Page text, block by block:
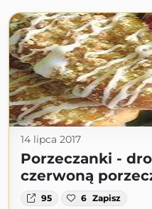
14 lipca 2017
Porzeczanki -
czerwoną
95 6 Zapisz